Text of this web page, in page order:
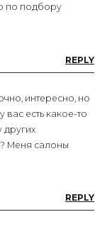
по подбору
REPLY
интересно, но
вас есть какое-то
других
Меня салоны
REPLY